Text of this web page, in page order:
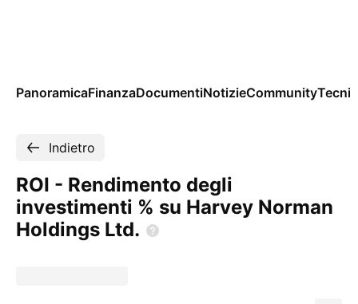
PanoramicaFinanzaDocumentiNotizieCommunity
Indietro
ROI - Rendimento degli
investimenti % su Harvey Norman
Holdings Ltd.